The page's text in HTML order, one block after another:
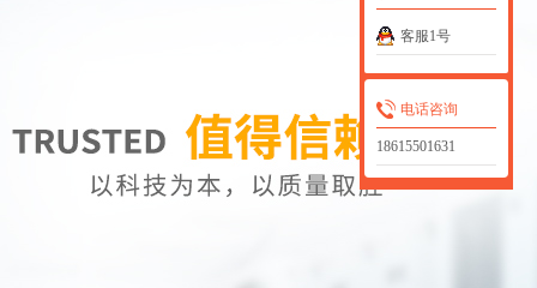
客服1号
电话咨询
18615501631